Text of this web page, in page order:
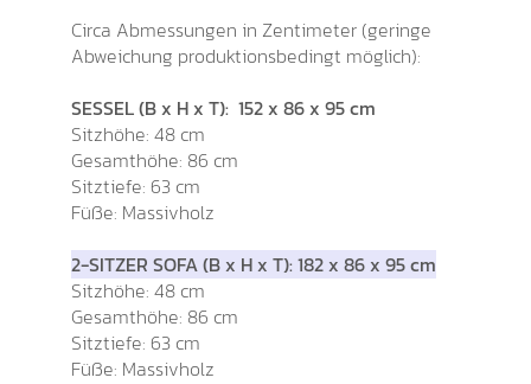
Circa Abmessungen in Zentimeter (geringe
Abweichung produktionsbedingt möglich):
SESSEL (B x H x T): 152 x 86 x 95 cm
Sitzhöhe: 48 cm
Gesamthöhe: 86 cm
Sitztiefe: 63 cm
Füße: Massivholz
2-SITZER SOFA (B x H x T): 182 x 86 x 95 cm
Sitzhöhe: 48 cm
Gesamthöhe: 86 cm
Sitztiefe: 63 cm
Füße: Massivholz